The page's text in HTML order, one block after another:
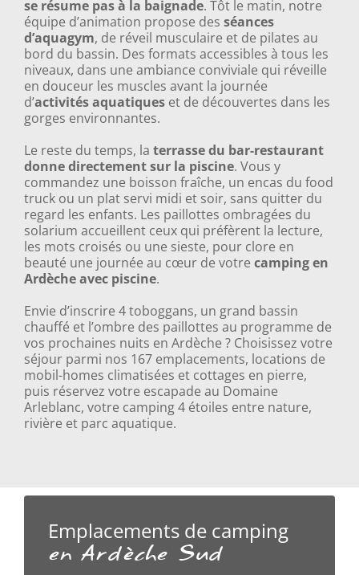
se résume pas à la baignade. Tôt le matin, notre
équipe d’animation propose des séances
d’aquagym, de réveil musculaire et de pilates au
bord du bassin. Des formats accessibles à tous les
niveaux, dans une ambiance conviviale qui réveille
en douceur les muscles avant la journée
d’activités aquatiqueset de découvertes dans les
gorges environnantes.
Le reste du temps, la terrasse du bar-restaurant
donne directement sur la piscine. Vous y
commandez une boisson fraîche, un encas du food
truck ou un plat servi midi et soir, sans quitter du
regard les enfants. Les paillottes ombragées du
solarium accueillent ceux qui préfèrent la lecture,
les mots croisés ou une sieste, pour clore en
beauté une journée au cœur de votre camping en
Ardèche avec piscine.
Envie d’inscrire 4 toboggans, un grand bassin
chauffé et l’ombre des paillottes au programme de
vos prochaines nuits en Ardèche ? Choisissez votre
séjour parmi nos 167 emplacements, locations de
mobil-homes climatisées et cottages en pierre,
puis réservez votre escapade au Domaine
Arleblanc, votre camping 4 étoiles entre nature,
rivière et parc aquatique.
Emplacements de camping
en Ardèche Sud